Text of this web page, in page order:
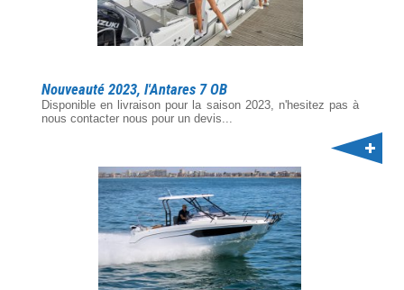
Nouveauté 2023, l'Antares 7 OB
Disponible en livraison pour la saison 2023, n'hesitez pas à
nous contacter nous pour un devis...